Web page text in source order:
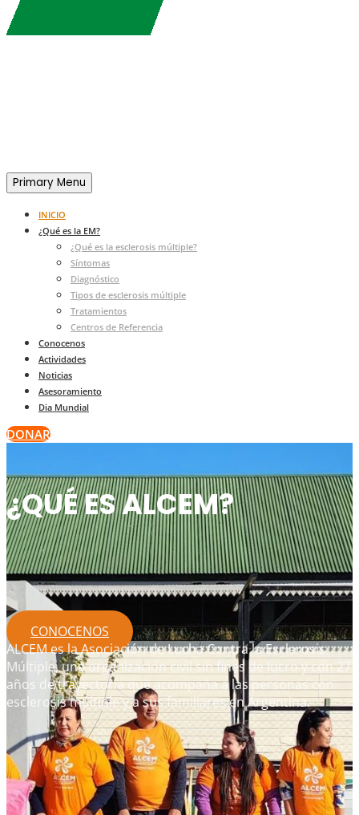
Primary Menu
INICIO
¿Qué es la EM?
¿Qué es la esclerosis múltiple?
Síntomas
Diagnóstico
Tipos de esclerosis múltiple
Tratamientos
Centros de Referencia
Conocenos
Actividades
Noticias
Asesoramiento
Dia Mundial
DONAR
¿QUÉ ES ALCEM?
CONOCENOS
ALCEM es la Asociación de Lucha Contra la Esclerosis
Múltiple, una organización civil sin fines de lucro y con 27
años de trayectoria que acompaña a las personas con
esclerosis múltiple y a sus familiares en Argentina.